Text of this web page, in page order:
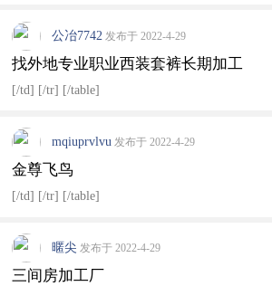
公冶7742 发布于 2022-4-29
找外地专业职业西装套裤长期加工
[/td] [/tr] [/table]
mqiuprvlvu 发布于 2022-4-29
金尊飞鸟
[/td] [/tr] [/table]
暱尖 发布于 2022-4-29
三间房加工厂